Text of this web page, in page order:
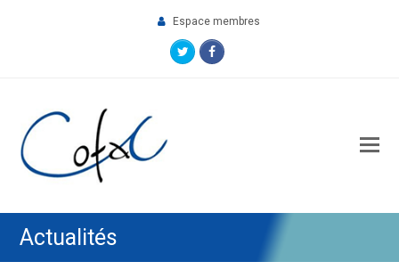
Espace membres
TwitterFacebook
Actualités